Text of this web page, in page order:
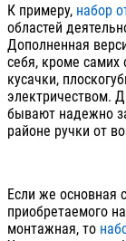
К примеру, набор
областей
Дополненная
себя, кроме самих
кусачки,
электричеством.
бывают надежно
районе ручки от
Если же основная
приобретаемого
монтажная, то